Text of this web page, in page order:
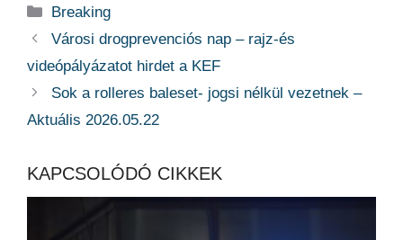
Kategória
Breaking
Városi drogprevenciós nap – rajz-és
videópályázatot hirdet a KEF
Sok a rolleres baleset- jogsi nélkül vezetnek –
Aktuális 2026.05.22
KAPCSOLÓDÓ CIKKEK